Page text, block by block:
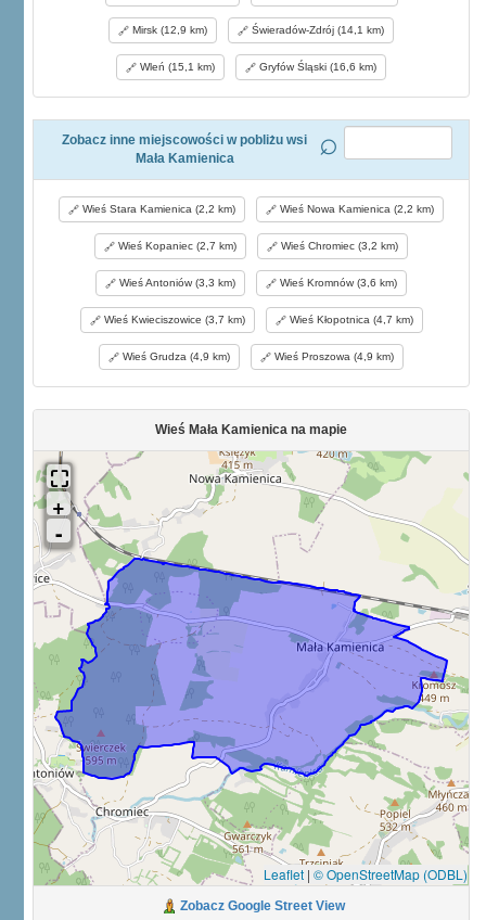
Mirsk (12,9 km) Świeradów-Zdrój (14,1 km)
Wleń (15,1 km) Gryfów Śląski (16,6 km)
Zobacz inne miejscowości w pobliżu wsi
Mała Kamienica
Wieś Stara Kamienica (2,2 km) Wieś Nowa Kamienica (2,2 km)
Wieś Kopaniec (2,7 km) Wieś Chromiec (3,2 km)
Wieś Antoniów (3,3 km) Wieś Kromnów (3,6 km)
Wieś Kwieciszowice (3,7 km) Wieś Kłopotnica (4,7 km)
Wieś Grudza (4,9 km) Wieś Proszowa (4,9 km)
Wieś Mała Kamienica na mapie
Leaflet | © OpenStreetMap (ODBL)
Zobacz Google Street View